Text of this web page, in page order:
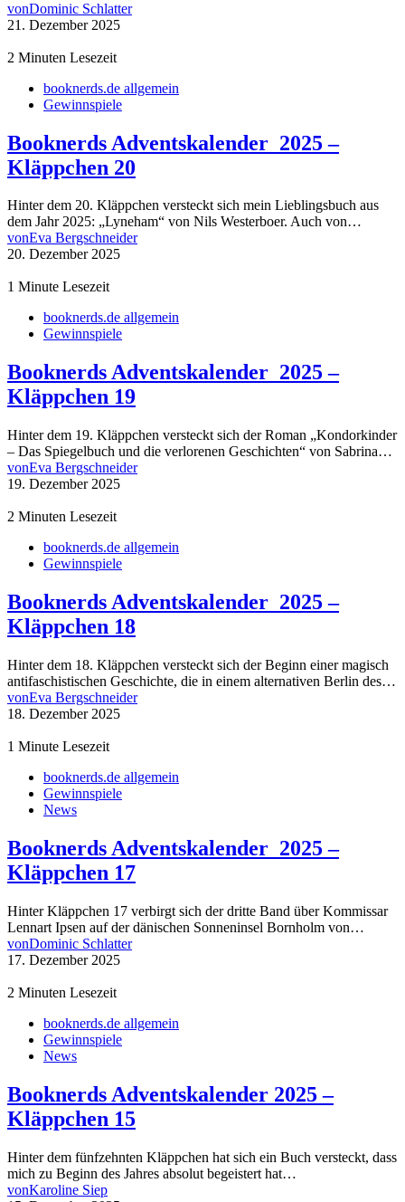
vonDominic Schlatter
21. Dezember 2025
2 Minuten Lesezeit
booknerds.de allgemein
Gewinnspiele
Booknerds Adventskalender 2025 –
Kläppchen 20
Hinter dem 20. Kläppchen versteckt sich mein Lieblingsbuch aus
dem Jahr 2025: „Lyneham“ von Nils Westerboer. Auch von…
vonEva Bergschneider
20. Dezember 2025
1 Minute Lesezeit
booknerds.de allgemein
Gewinnspiele
Booknerds Adventskalender 2025 –
Kläppchen 19
Hinter dem 19. Kläppchen versteckt sich der Roman „Kondorkinder
– Das Spiegelbuch und die verlorenen Geschichten“ von Sabrina…
vonEva Bergschneider
19. Dezember 2025
2 Minuten Lesezeit
booknerds.de allgemein
Gewinnspiele
Booknerds Adventskalender 2025 –
Kläppchen 18
Hinter dem 18. Kläppchen versteckt sich der Beginn einer magisch
antifaschistischen Geschichte, die in einem alternativen Berlin des…
vonEva Bergschneider
18. Dezember 2025
1 Minute Lesezeit
booknerds.de allgemein
Gewinnspiele
News
Booknerds Adventskalender 2025 –
Kläppchen 17
Hinter Kläppchen 17 verbirgt sich der dritte Band über Kommissar
Lennart Ipsen auf der dänischen Sonneninsel Bornholm von…
vonDominic Schlatter
17. Dezember 2025
2 Minuten Lesezeit
booknerds.de allgemein
Gewinnspiele
News
Booknerds Adventskalender 2025 –
Kläppchen 15
Hinter dem fünfzehnten Kläppchen hat sich ein Buch versteckt, dass
mich zu Beginn des Jahres absolut begeistert hat…
vonKaroline Siep